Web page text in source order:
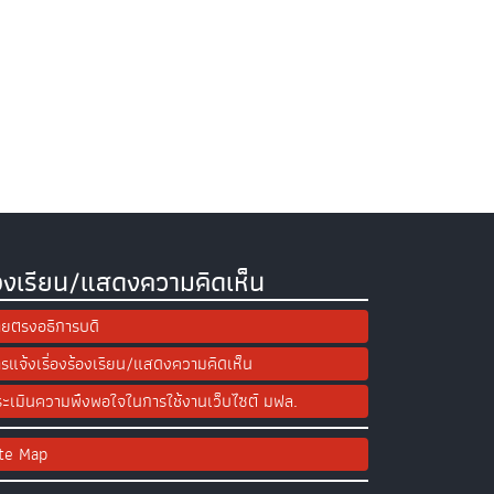
เรียน/แสดงความคิดเห็น
ตรงอธิการบดี
แจ้งเรื่องร้องเรียน/แสดงความคิดเห็น
เมินความพึงพอใจในการใช้งานเว็บไซต์ มฟล.
Map